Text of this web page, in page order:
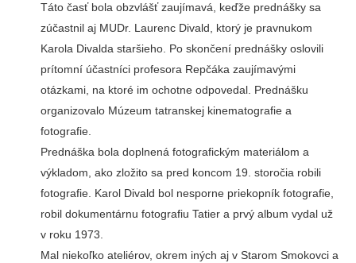
Táto časť bola obzvlášť zaujímavá, keďže prednášky sa
zúčastnil aj MUDr. Laurenc Divald, ktorý je pravnukom
Karola Divalda staršieho. Po skončení prednášky oslovili
prítomní účastníci profesora Repčáka zaujímavými
otázkami, na ktoré im ochotne odpovedal. Prednášku
organizovalo Múzeum tatranskej kinematografie a
fotografie.
Prednáška bola doplnená fotografickým materiálom a
výkladom, ako zložito sa pred koncom 19. storočia robili
fotografie. Karol Divald bol nesporne priekopník fotografie,
robil dokumentárnu fotografiu Tatier a prvý album vydal už
v roku 1973.
Mal niekoľko ateliérov, okrem iných aj v Starom Smokovci a